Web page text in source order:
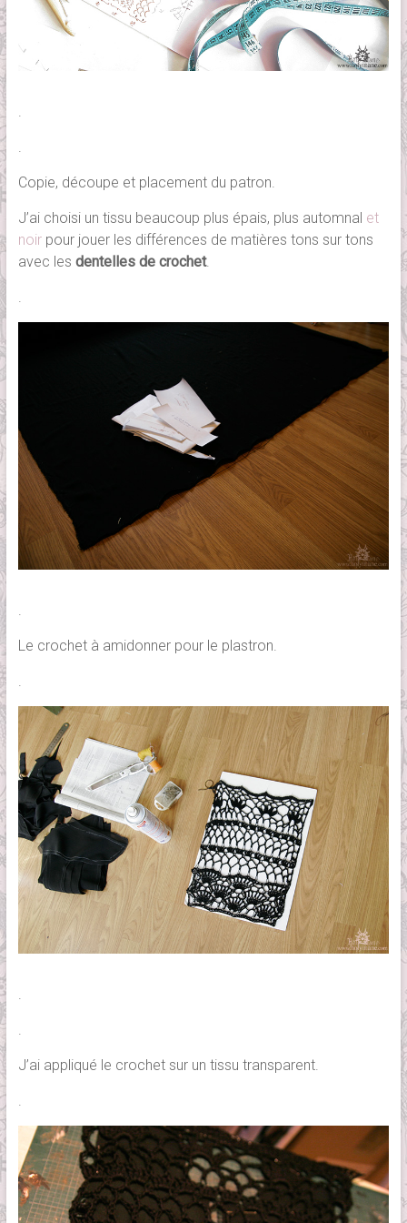
Copie, découpe et placement du patron.
J’ai choisi un tissu beaucoup plus épais, plus automnal et
noirpour jouer les différences de matières tons sur tons
avec les dentelles de crochet.
.
Le crochet à amidonner pour le plastron.
.
.
.
J’ai appliqué le crochet sur un tissu transparent.
.